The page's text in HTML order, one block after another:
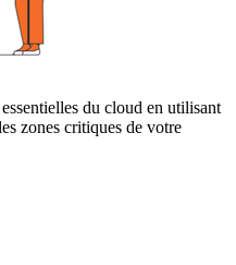
du cloud en utilisant
zones critiques de votre